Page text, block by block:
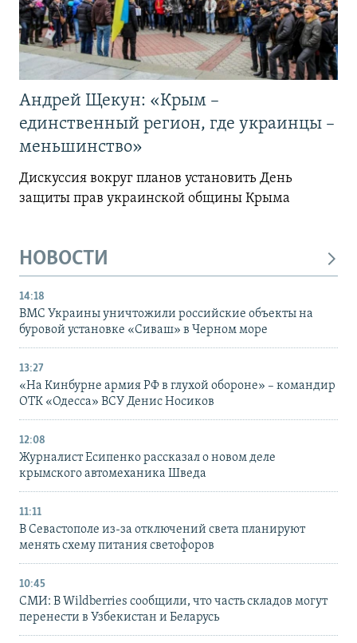
Андрей Щекун: «Крым –
единственный регион, где украинцы –
меньшинство»
Дискуссия вокруг планов установить День
защиты прав украинской общины Крыма
НОВОСТИ
14:18
ВМС Украины уничтожили российские объекты на
буровой установке «Сиваш» в Черном море
13:27
«На Кинбурне армия РФ в глухой обороне» – командир
ОТК «Одесса» ВСУ Денис Носиков
12:08
Журналист Есипенко рассказал о новом деле
крымского автомеханика Шведа
11:11
В Севастополе из-за отключений света планируют
менять схему питания светофоров
10:45
СМИ: В Wildberries сообщили, что часть складов могут
перенести в Узбекистан и Беларусь